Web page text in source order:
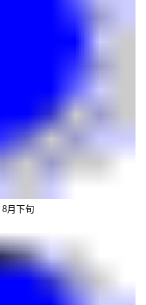
8月下旬